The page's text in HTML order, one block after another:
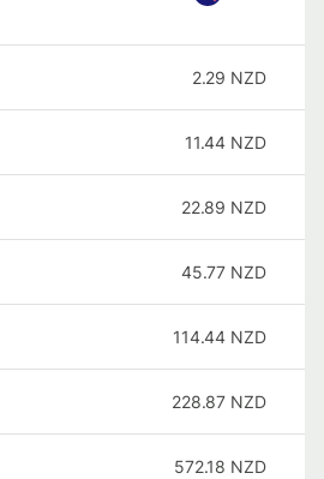
2.29 NZD
11.44 NZD
22.89 NZD
45.77 NZD
114.44 NZD
228.87 NZD
572.18 NZD